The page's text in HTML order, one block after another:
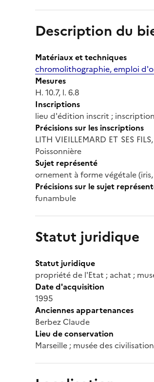
Description du
Matériaux et techniques
chromolithographie, emploi
Mesures
H. 10.7, l. 6.8
Inscriptions
lieu d'édition inscrit ;
Précisions sur les inscriptions
LITH VIEILLEMARD ET SES
Poissonnière
Sujet représenté
ornement à forme végétale
Précisions sur le sujet
funambule
Statut juridique
Statut juridique
propriété de l'Etat ; achat ;
Date d'acquisition
1995
Anciennes appartenances
Berbez Claude
Lieu de conservation
Marseille ; musée des